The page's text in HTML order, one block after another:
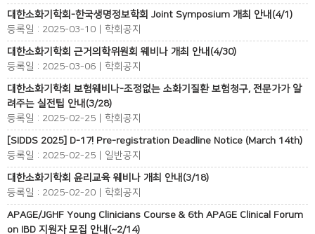
대한소화기학회-한국생명정보학회 Joint Symposium 개최 안내(4/1)
등록일 : 2025-03-10 | 학회공지
대한소화기학회 근거의학위원회 웨비나 개최 안내(4/30)
등록일 : 2025-03-06 | 학회공지
대한소화기학회 보험웨비나-조정없는 소화기질환 보험청구, 전문가가 알
려주는 실전팁 안내(3/28)
등록일 : 2025-02-25 | 학회공지
[SIDDS 2025] D-17! Pre-registration Deadline Notice (March 14th)
등록일 : 2025-02-25 | 일반공지
대한소화기학회 윤리교육 웨비나 개최 안내(3/18)
등록일 : 2025-02-20 | 학회공지
APAGE/JGHF Young Clinicians Course & 6th APAGE Clinical Forum
on IBD 지원자 모집 안내(~2/14)